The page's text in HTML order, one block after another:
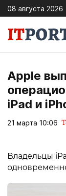
08 августа 2026
Apple
iPad и
21 марта 10:06
Владельцы